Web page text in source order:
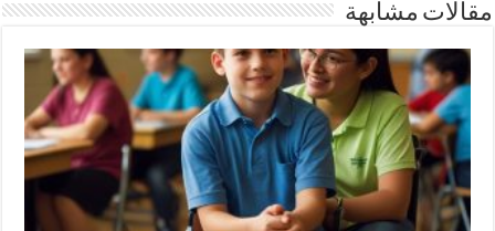
مقالات مشابهة